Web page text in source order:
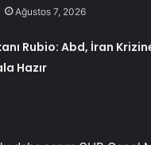
Ağustos 7, 2026
Rubio: Abd, İran
Hazır